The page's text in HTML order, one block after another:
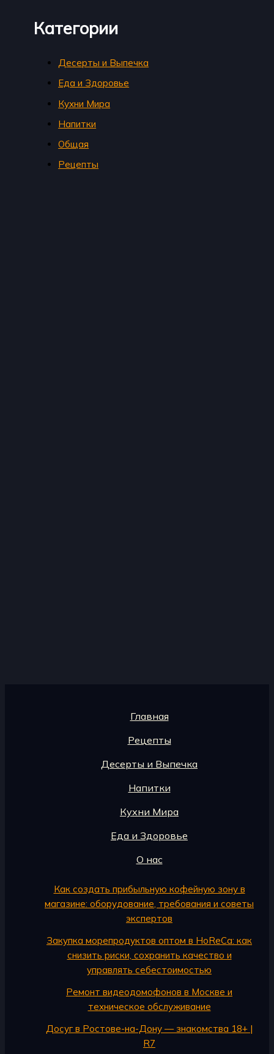
Категории
Десерты и Выпечка
Еда и Здоровье
Кухни Мира
Напитки
Общая
Рецепты
Главная
Рецепты
Десерты и Выпечка
Напитки
Кухни Мира
Еда и Здоровье
О нас
Как создать прибыльную кофейную зону в
магазине: оборудование, требования и советы
экспертов
Закупка морепродуктов оптом в HoReCa: как
снизить риски, сохранить качество и
управлять себестоимостью
Ремонт видеодомофонов в Москве и
техническое обслуживание
Досуг в Ростове-на-Дону — знакомства 18+ |
R7